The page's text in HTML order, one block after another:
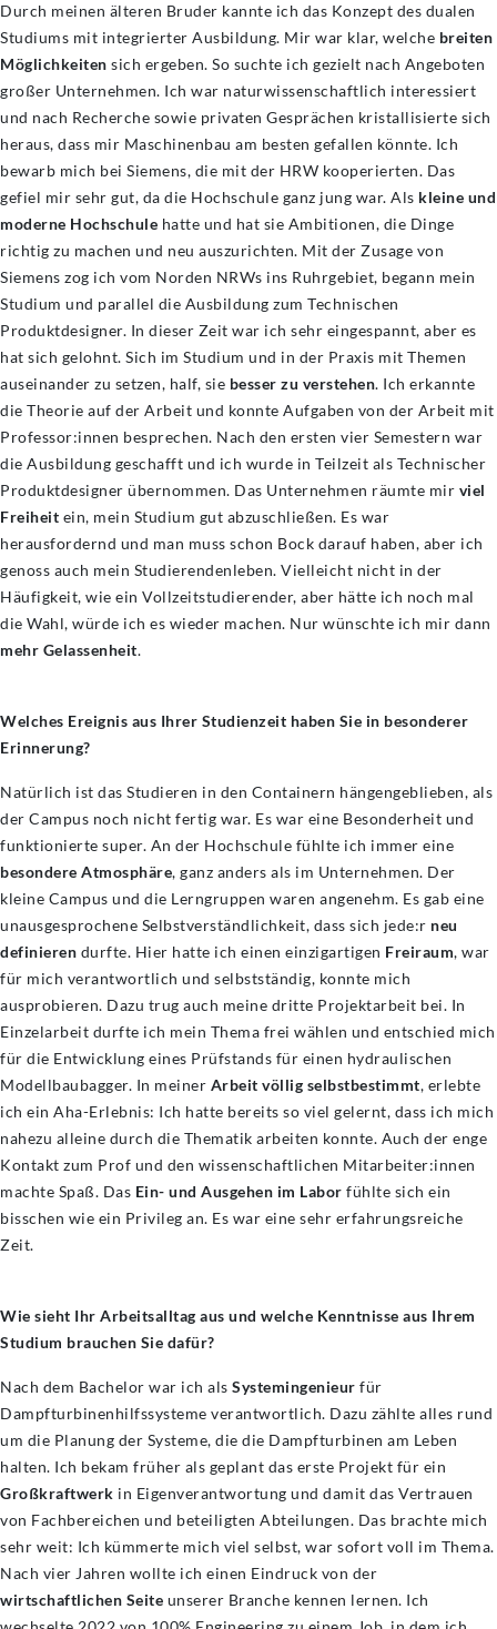
Durch meinen älteren Bruder kannte ich das Konzept des dualen
Studiums mit integrierter Ausbildung. Mir war klar, welche breiten
Möglichkeiten sich ergeben. So suchte ich gezielt nach Angeboten
großer Unternehmen. Ich war naturwissenschaftlich interessiert
und nach Recherche sowie privaten Gesprächen kristallisierte sich
heraus, dass mir Maschinenbau am besten gefallen könnte. Ich
bewarb mich bei Siemens, die mit der HRW kooperierten. Das
gefiel mir sehr gut, da die Hochschule ganz jung war. Als kleine und
moderne Hochschule hatte und hat sie Ambitionen, die Dinge
richtig zu machen und neu auszurichten. Mit der Zusage von
Siemens zog ich vom Norden NRWs ins Ruhrgebiet, begann mein
Studium und parallel die Ausbildung zum Technischen
Produktdesigner. In dieser Zeit war ich sehr eingespannt, aber es
hat sich gelohnt. Sich im Studium und in der Praxis mit Themen
auseinander zu setzen, half, sie besser zu verstehen. Ich erkannte
die Theorie auf der Arbeit und konnte Aufgaben von der Arbeit mit
Professor:innen besprechen. Nach den ersten vier Semestern war
die Ausbildung geschafft und ich wurde in Teilzeit als Technischer
Produktdesigner übernommen. Das Unternehmen räumte mir viel
Freiheit ein, mein Studium gut abzuschließen. Es war
herausfordernd und man muss schon Bock darauf haben, aber ich
genoss auch mein Studierendenleben. Vielleicht nicht in der
Häufigkeit, wie ein Vollzeitstudierender, aber hätte ich noch mal
die Wahl, würde ich es wieder machen. Nur wünschte ich mir dann
mehr Gelassenheit.
Welches Ereignis aus Ihrer Studienzeit haben Sie in besonderer
Erinnerung?
Natürlich ist das Studieren in den Containern hängengeblieben, als
der Campus noch nicht fertig war. Es war eine Besonderheit und
funktionierte super. An der Hochschule fühlte ich immer eine
besondere Atmosphäre, ganz anders als im Unternehmen. Der
kleine Campus und die Lerngruppen waren angenehm. Es gab eine
unausgesprochene Selbstverständlichkeit, dass sich jede:r neu
definieren durfte. Hier hatte ich einen einzigartigen Freiraum, war
für mich verantwortlich und selbstständig, konnte mich
ausprobieren. Dazu trug auch meine dritte Projektarbeit bei. In
Einzelarbeit durfte ich mein Thema frei wählen und entschied mich
für die Entwicklung eines Prüfstands für einen hydraulischen
Modellbaubagger. In meiner Arbeit völlig selbstbestimmt, erlebte
ich ein Aha-Erlebnis: Ich hatte bereits so viel gelernt, dass ich mich
nahezu alleine durch die Thematik arbeiten konnte. Auch der enge
Kontakt zum Prof und den wissenschaftlichen Mitarbeiter:innen
machte Spaß. Das Ein- und Ausgehen im Labor fühlte sich ein
bisschen wie ein Privileg an. Es war eine sehr erfahrungsreiche
Zeit.
Wie sieht Ihr Arbeitsalltag aus und welche Kenntnisse aus Ihrem
Studium brauchen Sie dafür?
Nach dem Bachelor war ich als Systemingenieur für
Dampfturbinenhilfssysteme verantwortlich. Dazu zählte alles rund
um die Planung der Systeme, die die Dampfturbinen am Leben
halten. Ich bekam früher als geplant das erste Projekt für ein
Großkraftwerk in Eigenverantwortung und damit das Vertrauen
von Fachbereichen und beteiligten Abteilungen. Das brachte mich
sehr weit: Ich kümmerte mich viel selbst, war sofort voll im Thema.
Nach vier Jahren wollte ich einen Eindruck von der
wirtschaftlichen Seite unserer Branche kennen lernen. Ich